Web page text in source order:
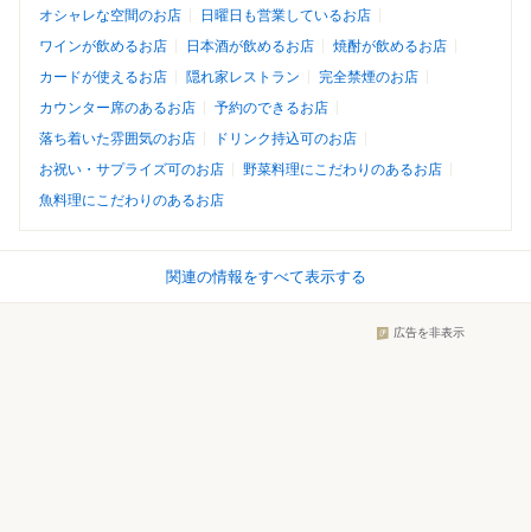
オシャレな空間のお店
日曜日も営業しているお店
ワインが飲めるお店
日本酒が飲めるお店
焼酎が飲めるお店
カードが使えるお店
隠れ家レストラン
完全禁煙のお店
カウンター席のあるお店
予約のできるお店
落ち着いた雰囲気のお店
ドリンク持込可のお店
お祝い・サプライズ可のお店
野菜料理にこだわりのあるお店
魚料理にこだわりのあるお店
関連の情報をすべて表示する
広告を非表示